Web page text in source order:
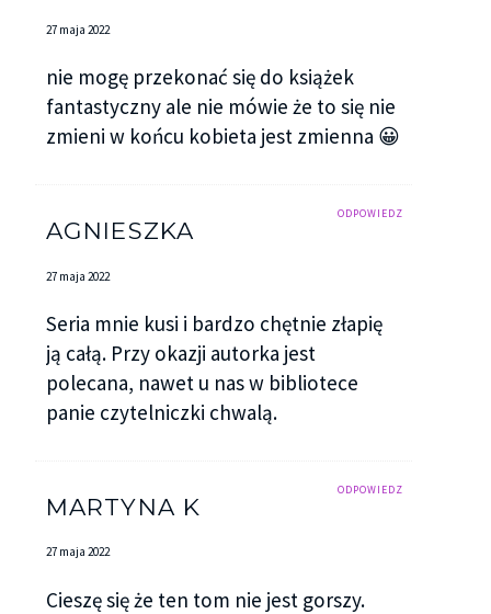
27 maja 2022
nie mogę przekonać się do książek
fantastyczny ale nie mówie że to się nie
zmieni w końcu kobieta jest zmienna 😀
ODPOWIEDZ
AGNIESZKA
27 maja 2022
Seria mnie kusi i bardzo chętnie złapię
ją całą. Przy okazji autorka jest
polecana, nawet u nas w bibliotece
panie czytelniczki chwalą.
ODPOWIEDZ
MARTYNA K
27 maja 2022
Cieszę się że ten tom nie jest gorszy.